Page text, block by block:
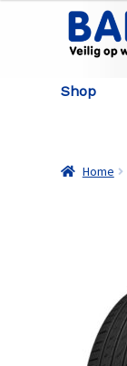
Ga door naar navigatie
Ga naar de inhoud
Shop
Home